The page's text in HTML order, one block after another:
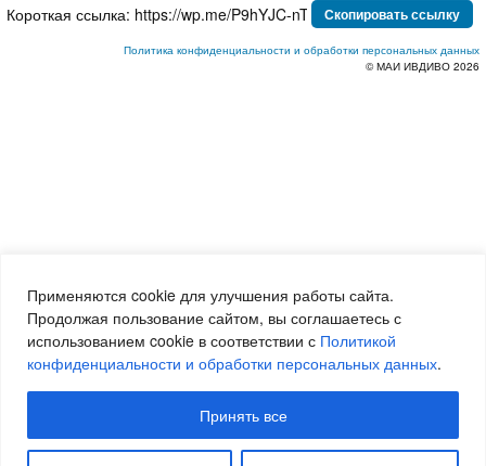
Применяются cookie для улучшения работы сайта.
Продолжая пользование сайтом, вы соглашаетесь с
использованием cookie в соответствии с Политикой
конфиденциальности и обработки персональных данных.
Принять все
Короткая ссылка:
Скопировать ссылку
Политика конфиденциальности и обработки персональных данных
© МАИ ИВДИВО 2026